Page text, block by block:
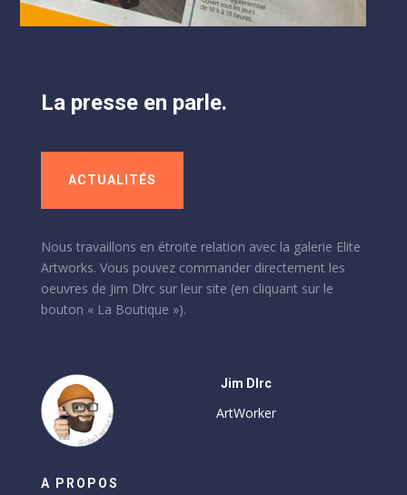
La presse en parle.
ACTUALITÉS
Nous travaillons en étroite relation avec la galerie Elite
Artworks. Vous pouvez commander directement les
oeuvres de Jim Dlrc sur leur site (en cliquant sur le
bouton « La Boutique »).
Jim Dlrc
ArtWorker
A PROPOS